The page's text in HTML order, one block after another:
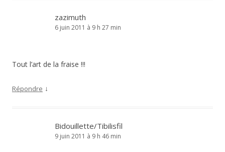
zazimuth
6 juin 2011 à 9 h 27 min
Tout l’art de la fraise !!!
Répondre ↓
Bidouillette/Tibilisfil
9 juin 2011 à 9 h 46 min